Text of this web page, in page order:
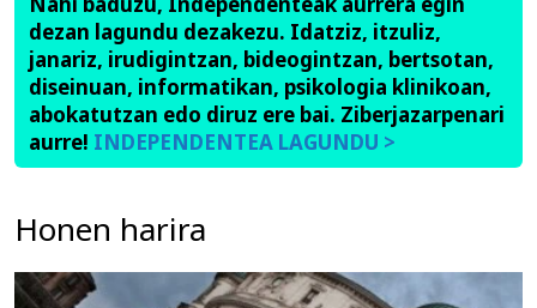
dezan lagundu dezakezu. Idatziz, itzuliz,
janariz, irudigintzan, bideogintzan, bertsotan,
diseinuan, informatikan, psikologia klinikoan,
abokatutzan edo diruz ere bai. Ziberjazarpenari
aurre! INDEPENDENTEA LAGUNDU >
Honen harira